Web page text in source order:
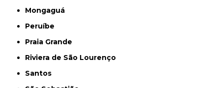
Mongaguá
Peruíbe
Praia Grande
Riviera de São Lourenço
Santos